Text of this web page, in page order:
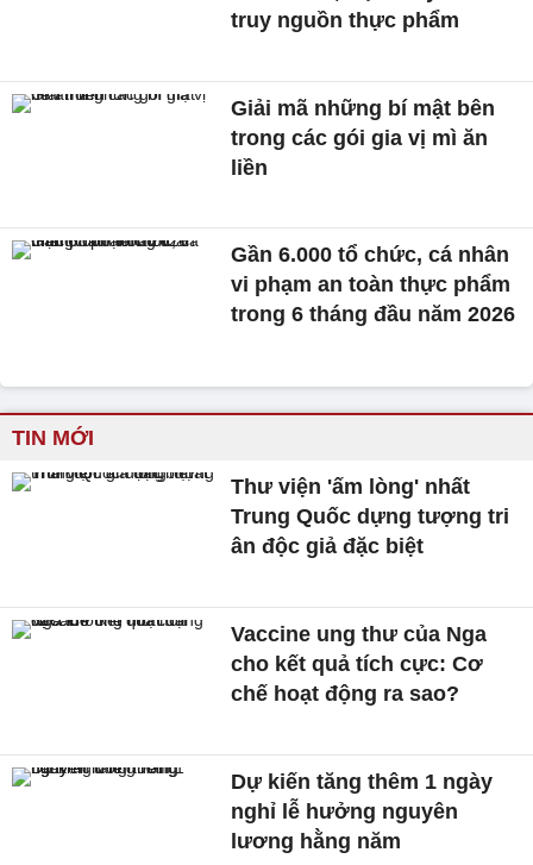
truy nguồn thực phẩm
Giải mã những bí mật bên
trong các gói gia vị mì ăn
liền
Gần 6.000 tổ chức, cá nhân
vi phạm an toàn thực phẩm
trong 6 tháng đầu năm 2026
TIN MỚI
Thư viện 'ấm lòng' nhất
Trung Quốc dựng tượng tri
ân độc giả đặc biệt
Vaccine ung thư của Nga
cho kết quả tích cực: Cơ
chế hoạt động ra sao?
Dự kiến tăng thêm 1 ngày
nghỉ lễ hưởng nguyên
lương hằng năm